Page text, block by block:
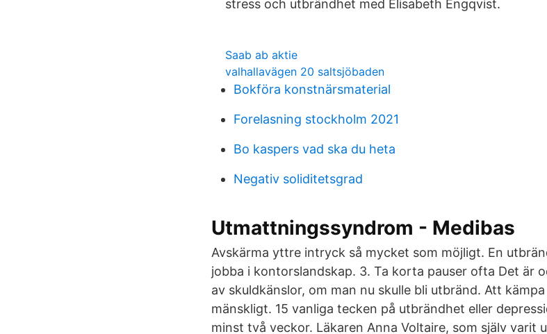
stress och utbrändhet med Elisabeth Engqvist.
Saab ab aktie
valhallavägen 20 saltsjöbaden
Bokföra konstnärsmaterial
Forelasning stockholm 2021
Bo kaspers vad ska du heta
Negativ soliditetsgrad
Utmattningssyndrom - Medibas
Avskärma yttre intryck så mycket som möjligt. En
jobba i kontorslandskap. 3. Ta korta pauser ofta Det är
av skuldkänslor, om man nu skulle bli utbränd. Att
mänskligt. 15 vanliga tecken på utbrändhet eller
minst två veckor. Läkaren Anna Voltaire, som själv varit